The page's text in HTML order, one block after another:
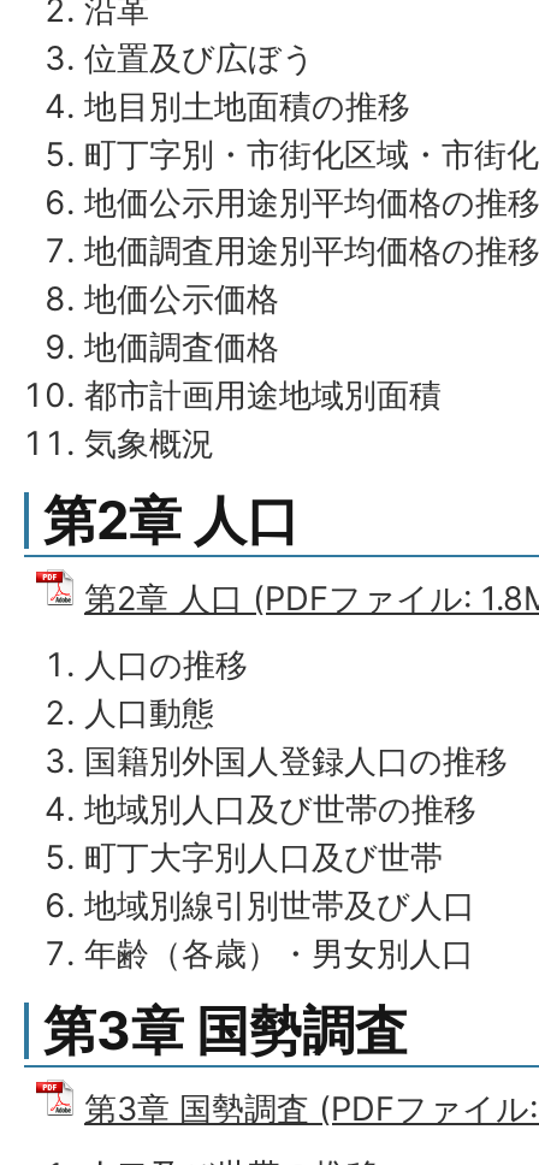
沿革
位置及び広ぼう
地目別土地面積の推移
町丁字別・市街化区域・市街
地価公示用途別平均価格の推移
地価調査用途別平均価格の推移
地価公示価格
地価調査価格
都市計画用途地域別面積
気象概況
第2章 人口
第2章 人口 (PDFファイル:
人口の推移
人口動態
国籍別外国人登録人口の推移
地域別人口及び世帯の推移
町丁大字別人口及び世帯
地域別線引別世帯及び人口
年齢（各歳）・男女別人口
第3章 国勢調査
第3章 国勢調査 (PDFファイ